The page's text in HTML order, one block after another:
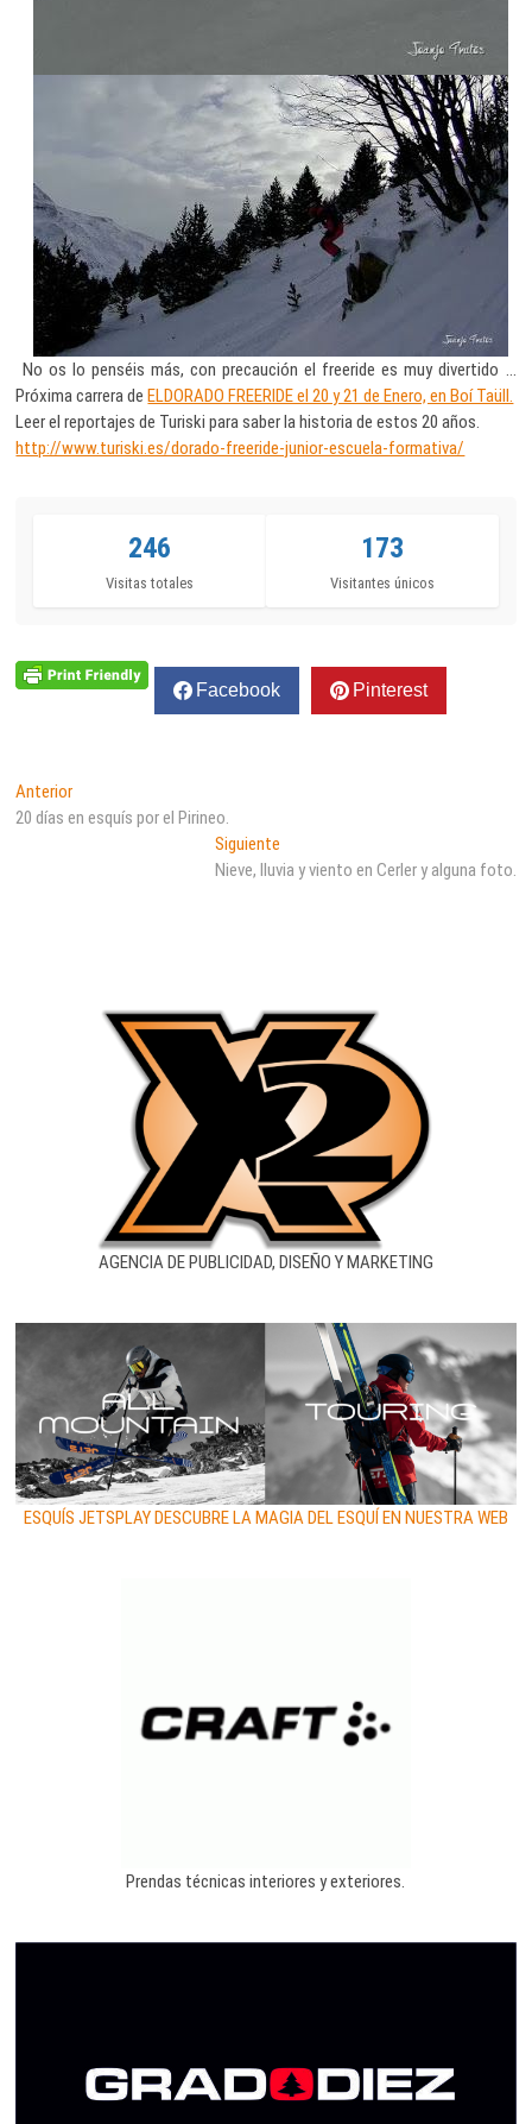
No os lo penséis más, con precaución el freeride es muy divertido …
Próxima carrera deELDORADO FREERIDE el 20 y 21 de Enero, en Boí Taüll.
Leer el reportajes de Turiski para saber la historia de estos 20 años.
http://www.turiski.es/dorado-freeride-junior-escuela-formativa/
246
Visitas totales
173
Visitantes únicos
Facebook Pinterest
Navegación
de
AnteriorEntrada
anterior:
20 días en esquís por el Pirineo.
SiguienteEntrada
siguiente:
Nieve, lluvia y viento en Cerler y alguna foto.
AGENCIA DE PUBLICIDAD, DISEÑO Y MARKETING
ESQUÍS JETSPLAY DESCUBRE LA MAGIA DEL ESQUÍ EN NUESTRA WEB
Prendas técnicas interiores y exteriores.